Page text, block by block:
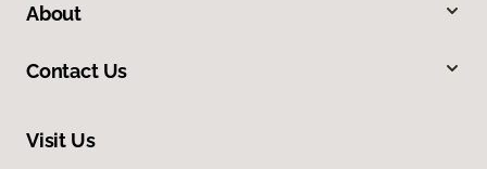
About
Contact Us
Visit Us